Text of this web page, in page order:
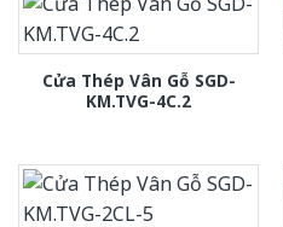
Cửa Thép Vân Gỗ SGD-
KM.TVG-4C.2